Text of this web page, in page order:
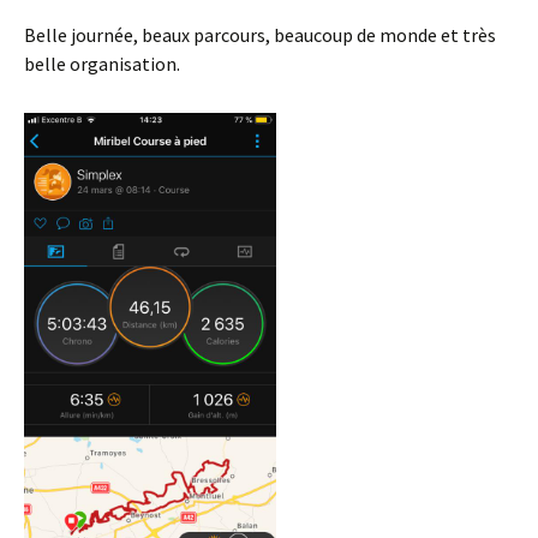
Belle journée, beaux parcours, beaucoup de monde et très
belle organisation.